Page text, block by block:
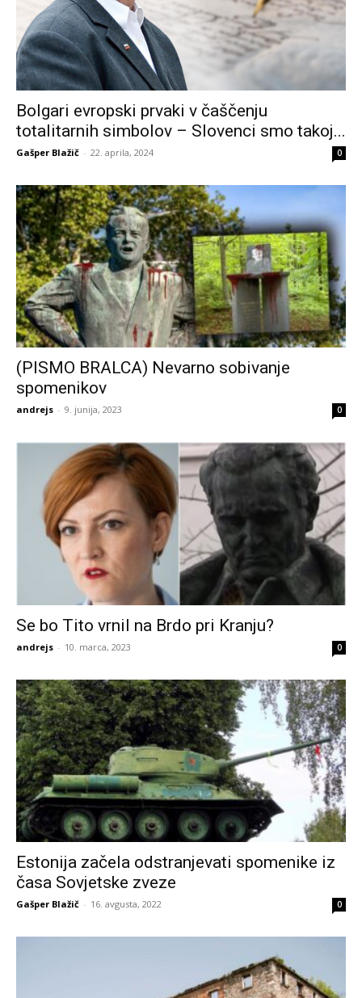
Bolgari evropski prvaki v čaščenju
totalitarnih simbolov – Slovenci smo takoj...
Gašper Blažič - 22. aprila, 2024 0
(PISMO BRALCA) Nevarno sobivanje
spomenikov
andrejs - 9. junija, 2023 0
Se bo Tito vrnil na Brdo pri Kranju?
andrejs - 10. marca, 2023 0
Estonija začela odstranjevati spomenike iz
časa Sovjetske zveze
Gašper Blažič - 16. avgusta, 2022 0